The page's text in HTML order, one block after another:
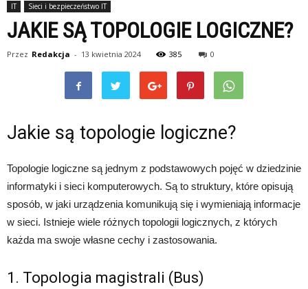
IT Sieci i bezpieczeństwo IT
JAKIE SĄ TOPOLOGIE LOGICZNE?
Przez Redakcja - 13 kwietnia 2024 385 0
Jakie są topologie logiczne?
Topologie logiczne są jednym z podstawowych pojęć w dziedzinie
informatyki i sieci komputerowych. Są to struktury, które opisują
sposób, w jaki urządzenia komunikują się i wymieniają informacje
w sieci. Istnieje wiele różnych topologii logicznych, z których
każda ma swoje własne cechy i zastosowania.
1. Topologia magistrali (Bus)